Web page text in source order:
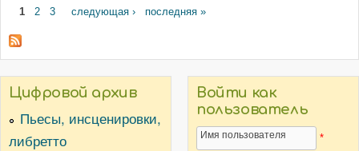
Страницы
1 2 3 следующая › последняя »
Цифровой архив
Пьесы, инсценировки,
либретто
Войти как
пользователь
Имя пользователя *